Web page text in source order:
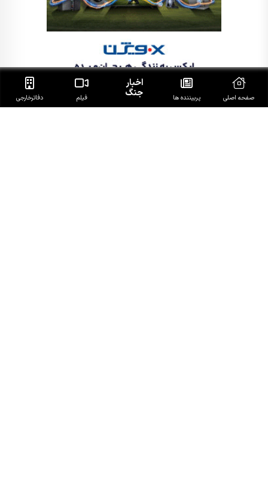
صفحه اصلی پربیننده ها
اخبار
جنگ فیلم دفاتر‌خارجی